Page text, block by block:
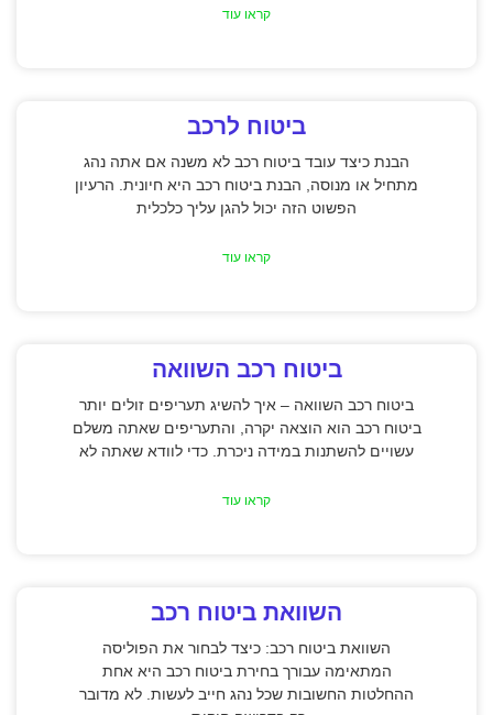
קראו עוד
ביטוח לרכב
הבנת כיצד עובד ביטוח רכב לא משנה אם אתה נהג
מתחיל או מנוסה, הבנת ביטוח רכב היא חיונית. הרעיון
הפשוט הזה יכול להגן עליך כלכלית
קראו עוד
ביטוח רכב השוואה
ביטוח רכב השוואה – איך להשיג תעריפים זולים יותר
ביטוח רכב הוא הוצאה יקרה, והתעריפים שאתה משלם
עשויים להשתנות במידה ניכרת. כדי לוודא שאתה לא
קראו עוד
השוואת ביטוח רכב
השוואת ביטוח רכב: כיצד לבחור את הפוליסה
המתאימה עבורך בחירת ביטוח רכב היא אחת
ההחלטות החשובות שכל נהג חייב לעשות. לא מדובר